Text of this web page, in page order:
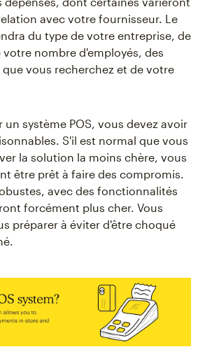
avec votre fournisseur. Le
du type de votre entreprise, de
votre nombre d'employés, des
vous recherchez et de votre
un système POS, vous devez avoir
S'il est normal que vous
la solution la moins chère, vous
être prêt à faire des compromis.
avec des fonctionnalités
forcément plus cher. Vous
préparer à éviter d'être choqué